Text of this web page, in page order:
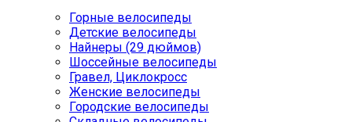
Горные велосипеды
Детские велосипеды
Найнеры (29 дюймов)
Шоссейные велосипеды
Гравел, Циклокросс
Женские велосипеды
Городcкие велосипеды